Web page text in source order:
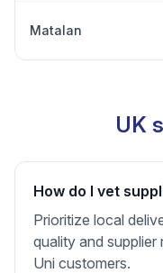
Matalan
UK
How do I vet
Prioritize local
quality and
Uni customers.